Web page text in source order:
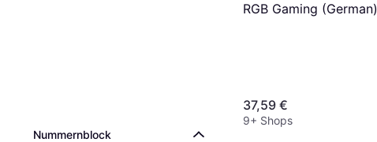
Nummernblock
RGB Gaming (German)
37,59 €
9+ Shops